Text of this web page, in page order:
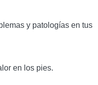
y patologías en tus
en los pies.